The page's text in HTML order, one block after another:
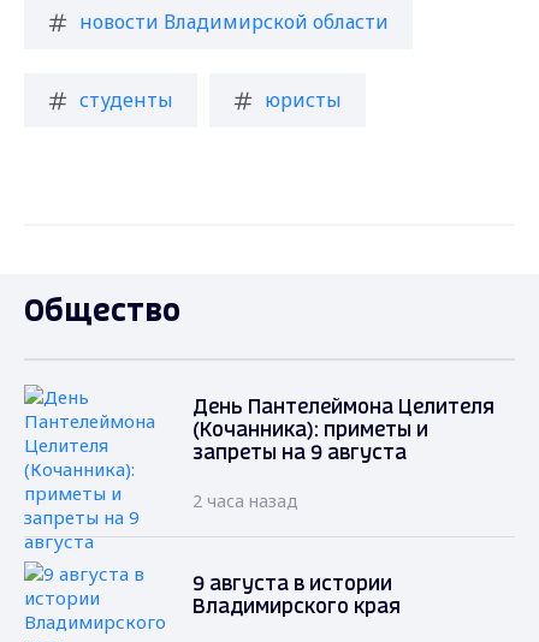
новости Владимирской области
студенты юристы
Общество
День Пантелеймона Целителя
(Кочанника): приметы и
запреты на 9 августа
2 часа назад
9 августа в истории
Владимирского края